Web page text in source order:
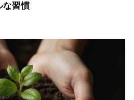
な習慣